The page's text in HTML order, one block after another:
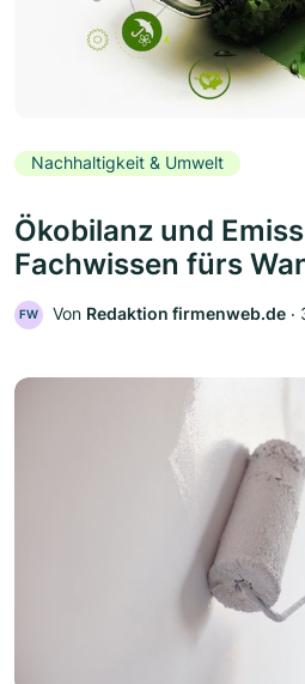
Nachhaltigkeit & Umwelt
Ökobilanz und
Fachwissen fürs
FW Von Redaktion firmenweb.de ‧